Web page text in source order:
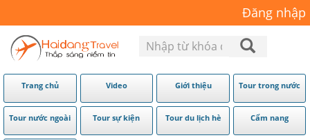
Đăng nhập
Trang chủ Video Giới thiệu Tour trong nước
Tour nước ngoài Tour sự kiện Tour du lịch hè Cẩm nang